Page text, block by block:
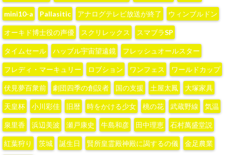
mini10-a Pallasitic アナログテレビ放送が終了 ウィンブルドン
オーキド博士役の声優 スクリレックス スマブラSP
タイムセール ハッブル宇宙望遠鏡 フレッシュオールスター
フレディ・マーキュリー ロブション ワンフェス ワールドカップ
伏見夢百衆前 劇団四季の創設者 国の支援 土屋太鳳 大塚家具
天皇杯 小川彩佳 旧暦 時をかける少女 桃の花 武蔵野線 気温
泉里香 浜辺美波 瀬戸康史 牛島和彦 田中理恵 石村萬盛堂説
紅葉狩り 茨城 誕生日 賢所皇霊殿神殿に謁するの儀 金足農業